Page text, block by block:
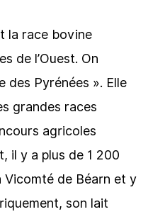
la race bovine
de l’Ouest. On
des Pyrénées ». Elle
grandes races
agricoles
il y a plus de 1 200
Vicomté de Béarn et y
son lait